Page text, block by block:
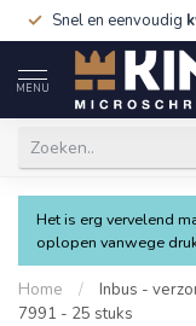
Snel en eenvoudig
MENU
Het is erg vervelend
oplopen vanwege
Home /
Inbus -
7991 - 25 stuks